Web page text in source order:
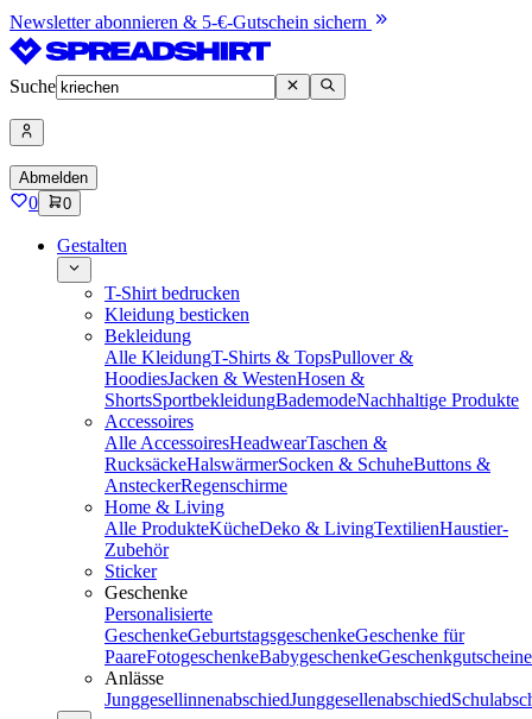
Newsletter abonnieren & 5-€-Gutschein sichern
Suche
Abmelden
0 0
Gestalten
T-Shirt bedrucken
Kleidung besticken
Bekleidung
Alle KleidungT-Shirts & TopsPullover &
HoodiesJacken & WestenHosen &
ShortsSportbekleidungBademodeNachhaltige Produkte
Accessoires
Alle AccessoiresHeadwearTaschen &
RucksäckeHalswärmerSocken & SchuheButtons &
AnsteckerRegenschirme
Home & Living
Alle ProdukteKücheDeko & LivingTextilienHaustier-
Zubehör
Sticker
Geschenke
Personalisierte
GeschenkeGeburtstagsgeschenkeGeschenke für
PaareFotogeschenkeBabygeschenkeGeschenkgutscheine
Anlässe
JunggesellinnenabschiedJunggesellenabschied